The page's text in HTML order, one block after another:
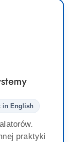
in English
praktyki